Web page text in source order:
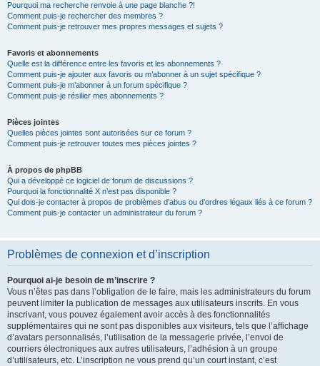
Pourquoi ma recherche renvoie à une page blanche ?!
Comment puis-je rechercher des membres ?
Comment puis-je retrouver mes propres messages et sujets ?
Favoris et abonnements
Quelle est la différence entre les favoris et les abonnements ?
Comment puis-je ajouter aux favoris ou m’abonner à un sujet spécifique ?
Comment puis-je m’abonner à un forum spécifique ?
Comment puis-je résilier mes abonnements ?
Pièces jointes
Quelles pièces jointes sont autorisées sur ce forum ?
Comment puis-je retrouver toutes mes pièces jointes ?
À propos de phpBB
Qui a développé ce logiciel de forum de discussions ?
Pourquoi la fonctionnalité X n’est pas disponible ?
Qui dois-je contacter à propos de problèmes d’abus ou d’ordres légaux liés à ce forum ?
Comment puis-je contacter un administrateur du forum ?
Problèmes de connexion et d’inscription
Pourquoi ai-je besoin de m’inscrire ?
Vous n’êtes pas dans l’obligation de le faire, mais les administrateurs du forum
peuvent limiter la publication de messages aux utilisateurs inscrits. En vous
inscrivant, vous pouvez également avoir accès à des fonctionnalités
supplémentaires qui ne sont pas disponibles aux visiteurs, tels que l’affichage
d’avatars personnalisés, l’utilisation de la messagerie privée, l’envoi de
courriers électroniques aux autres utilisateurs, l’adhésion à un groupe
d’utilisateurs, etc. L’inscription ne vous prend qu’un court instant, c’est